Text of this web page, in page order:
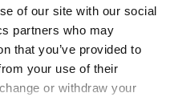
of our site with our social
partners who may
that you’ve provided to
your use of their
or withdraw your
en live